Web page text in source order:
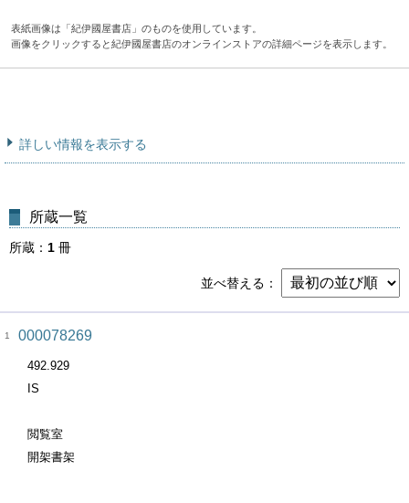
表紙画像は「紀伊國屋書店」のものを使用しています。
画像をクリックすると紀伊國屋書店のオンラインストアの詳細ページを表示します。
詳しい情報を表示する
所蔵一覧
所蔵 1 冊
並べ替える
1 000078269
492.929
IS
閲覧室
開架書架